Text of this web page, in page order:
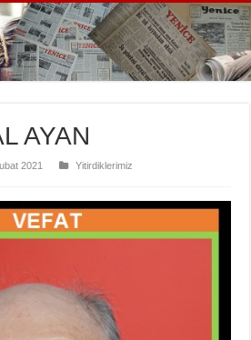
AYAN
2021
Yitirdiklerimiz